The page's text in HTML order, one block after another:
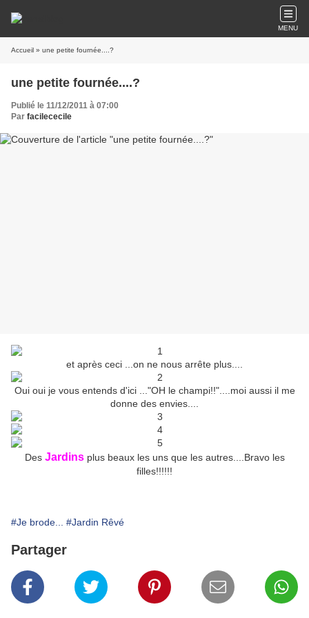
MENU
Accueil » une petite fournée....?
une petite fournée....?
Publié le 11/12/2011 à 07:00
Par facilececile
et après ceci ...on ne nous arrête plus....
Oui oui je vous entends d'ici ..."OH le champi!!"....moi aussi il me
donne des envies....
Des Jardinsplus beaux les uns que les autres....Bravo les
filles!!!!!!
#Je brode... #Jardin Rêvé
Partager